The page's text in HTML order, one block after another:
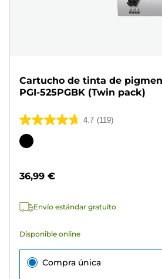
Cartucho de tinta de
PGI-525PGBK (Twin pack)
4.7 (119)
4.7
de
119
Cartucho
36,99 €
Envío estándar gratuito
Disponible online
Compra única